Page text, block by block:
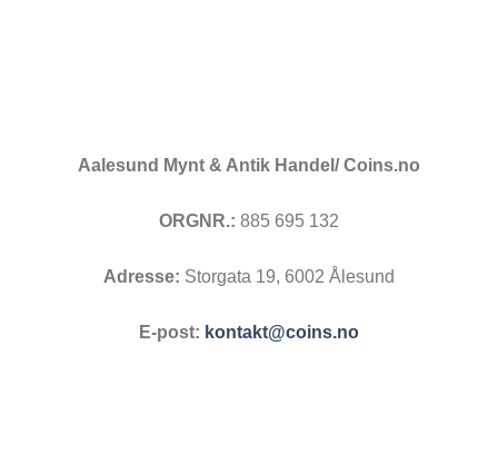
Aalesund Mynt & Antik Handel/ Coins.no
ORGNR.: 885 695 132
Adresse: Storgata 19, 6002 Ålesund
E-post: kontakt@coins.no